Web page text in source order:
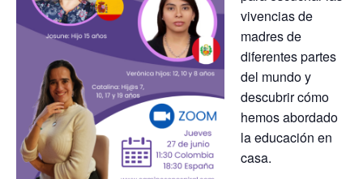
vivencias de
madres de
diferentes partes
del mundo y
descubrir cómo
hemos abordado
la educación en
casa.